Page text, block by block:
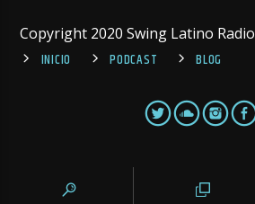
Copyright 2020 Swing Latino Radio
INICIO
PODCAST BLOG